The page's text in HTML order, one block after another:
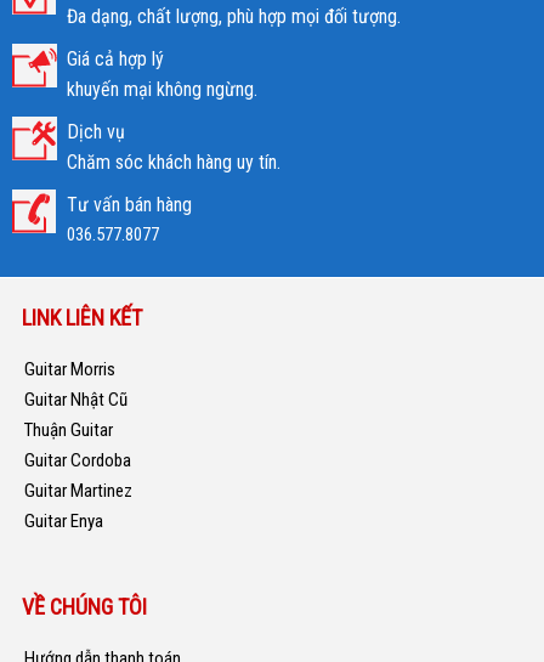
Đa dạng, chất lượng, phù hợp mọi đối tượng.
Giá cả hợp lý
khuyến mại không ngừng.
Dịch vụ
Chăm sóc khách hàng uy tín.
Tư vấn bán hàng
036.577.8077
LINK LIÊN KẾT
Guitar Morris
Guitar Nhật Cũ
Thuận Guitar
Guitar Cordoba
Guitar Martinez
Guitar Enya
VỀ CHÚNG TÔI